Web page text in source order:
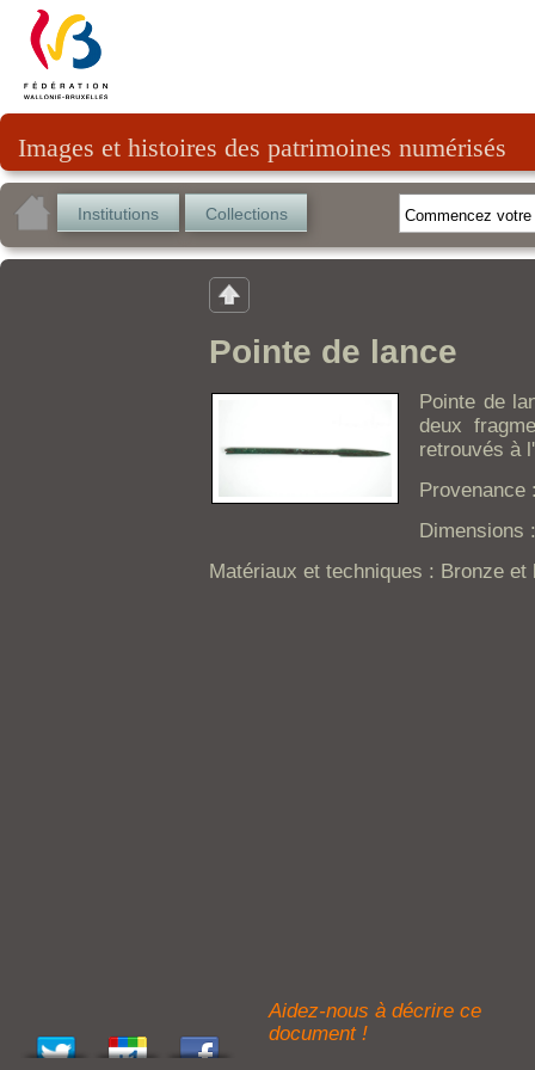
Images et histoires des patrimoines numérisés
Institutions Collections
Pointe de lance
Pointe de
deux
retrouvés à
Provenance
Dimensions
Matériaux et techniques : Bronze et
Aidez-nous à décrire ce
document !